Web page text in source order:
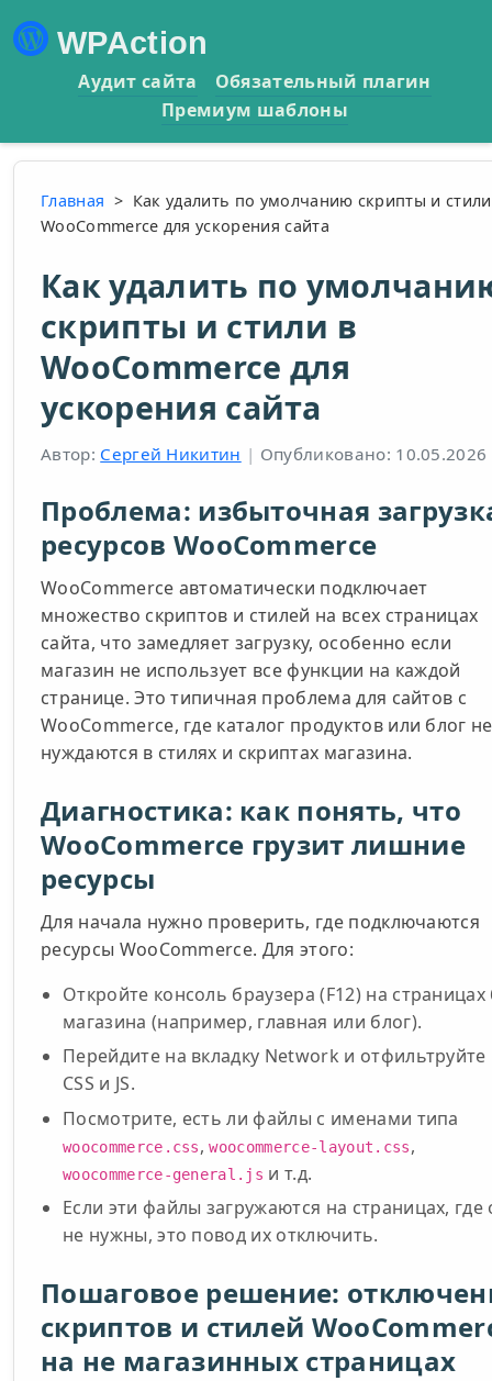
WPAction
Аудит сайта
Обязательный плагин
Премиум шаблоны
Главная > Как удалить по умолчанию скрипты и
WooCommerce для ускорения сайта
Как удалить по
скрипты и стили в
WooCommerce для
ускорения сайта
Автор: Сергей Никитин | Опубликовано: 10.05.2026
Проблема: избыточная
ресурсов WooCommerce
WooCommerce автоматически подключает
множество скриптов и стилей на всех страницах
сайта, что замедляет загрузку, особенно если
магазин не использует все функции на каждой
странице. Это типичная проблема для сайтов с
WooCommerce, где каталог продуктов или блог не
нуждаются в стилях и скриптах магазина.
Диагностика: как понять, что
WooCommerce грузит лишние
ресурсы
Для начала нужно проверить, где подключаются
ресурсы WooCommerce. Для этого:
Откройте консоль браузера (F12) на страницах
магазина (например, главная или блог).
Перейдите на вкладку Network и отфильтруйте
CSS и JS.
Посмотрите, есть ли файлы с именами типа
woocommerce.css,woocommerce-layout.css,
woocommerce-general.js и т.д.
Если эти файлы загружаются на страницах, где
не нужны, это повод их отключить.
Пошаговое решение:
скриптов и стилей
на не магазинных страницах